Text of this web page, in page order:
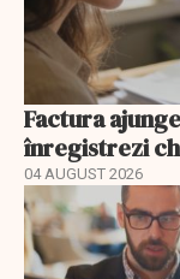
Factura
înregistrezi
04 AUGUST 2026